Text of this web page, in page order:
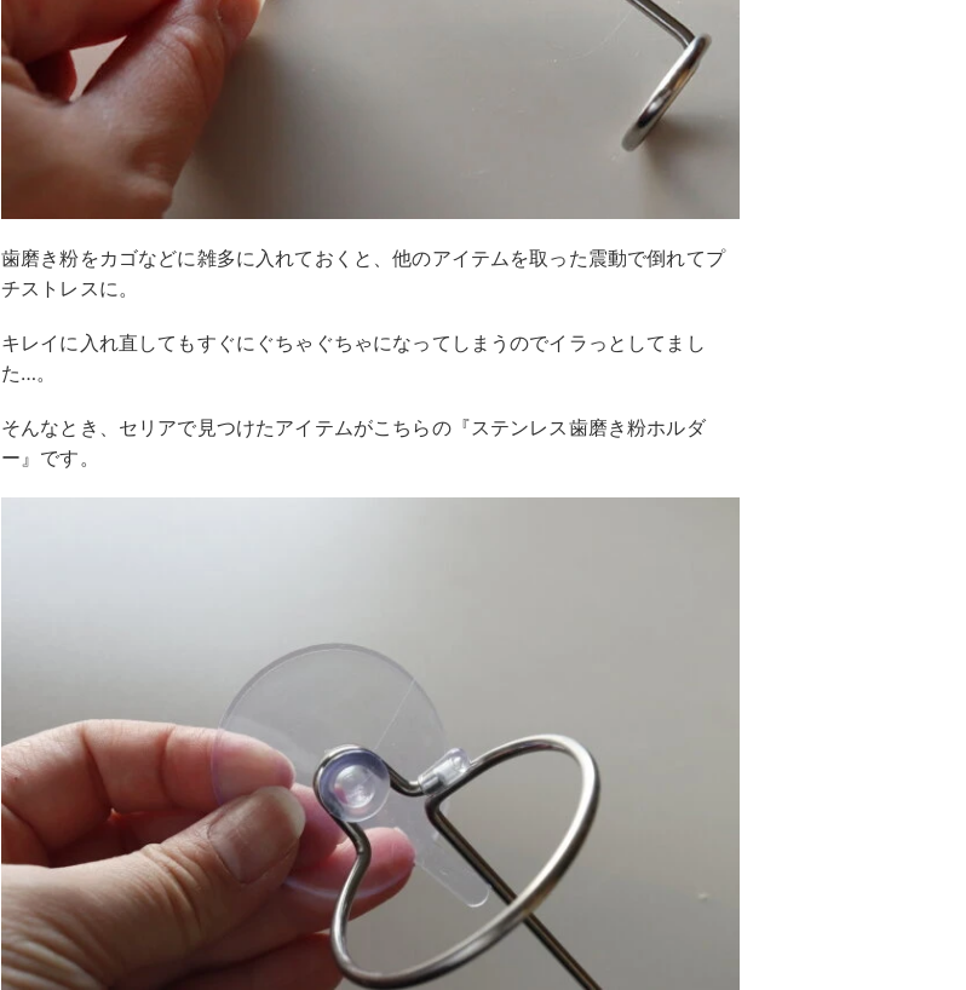
歯磨き粉をカゴなどに雑多に入れておくと、他のアイテムを取った震動で倒れてプ
チストレスに。
キレイに入れ直してもすぐにぐちゃぐちゃになってしまうのでイラっとしてまし
た…。
そんなとき、セリアで見つけたアイテムがこちらの『ステンレス歯磨き粉ホルダ
ー』です。